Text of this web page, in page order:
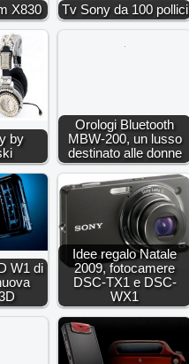
X830 Tv Sony da 100 pollici
by
Orologi Bluetooth
MBW-200, un lusso
destinato alle donne
W1 di
Idee regalo Natale
2009, fotocamere
DSC-TX1 e DSC-
WX1